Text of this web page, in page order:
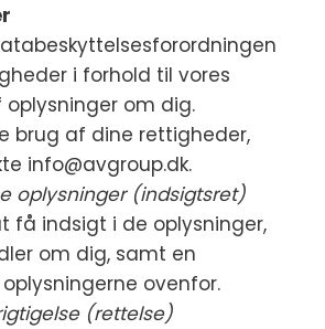
i forhold til vores
om dig.
brug af dine rettigheder,
info@avgroup.dk.
oplysninger (indsigtsret)
få indsigt i de oplysninger,
om dig, samt en
ovenfor.
(rettelse)